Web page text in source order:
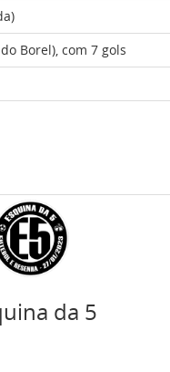
Borel), com 7 gols
da 5